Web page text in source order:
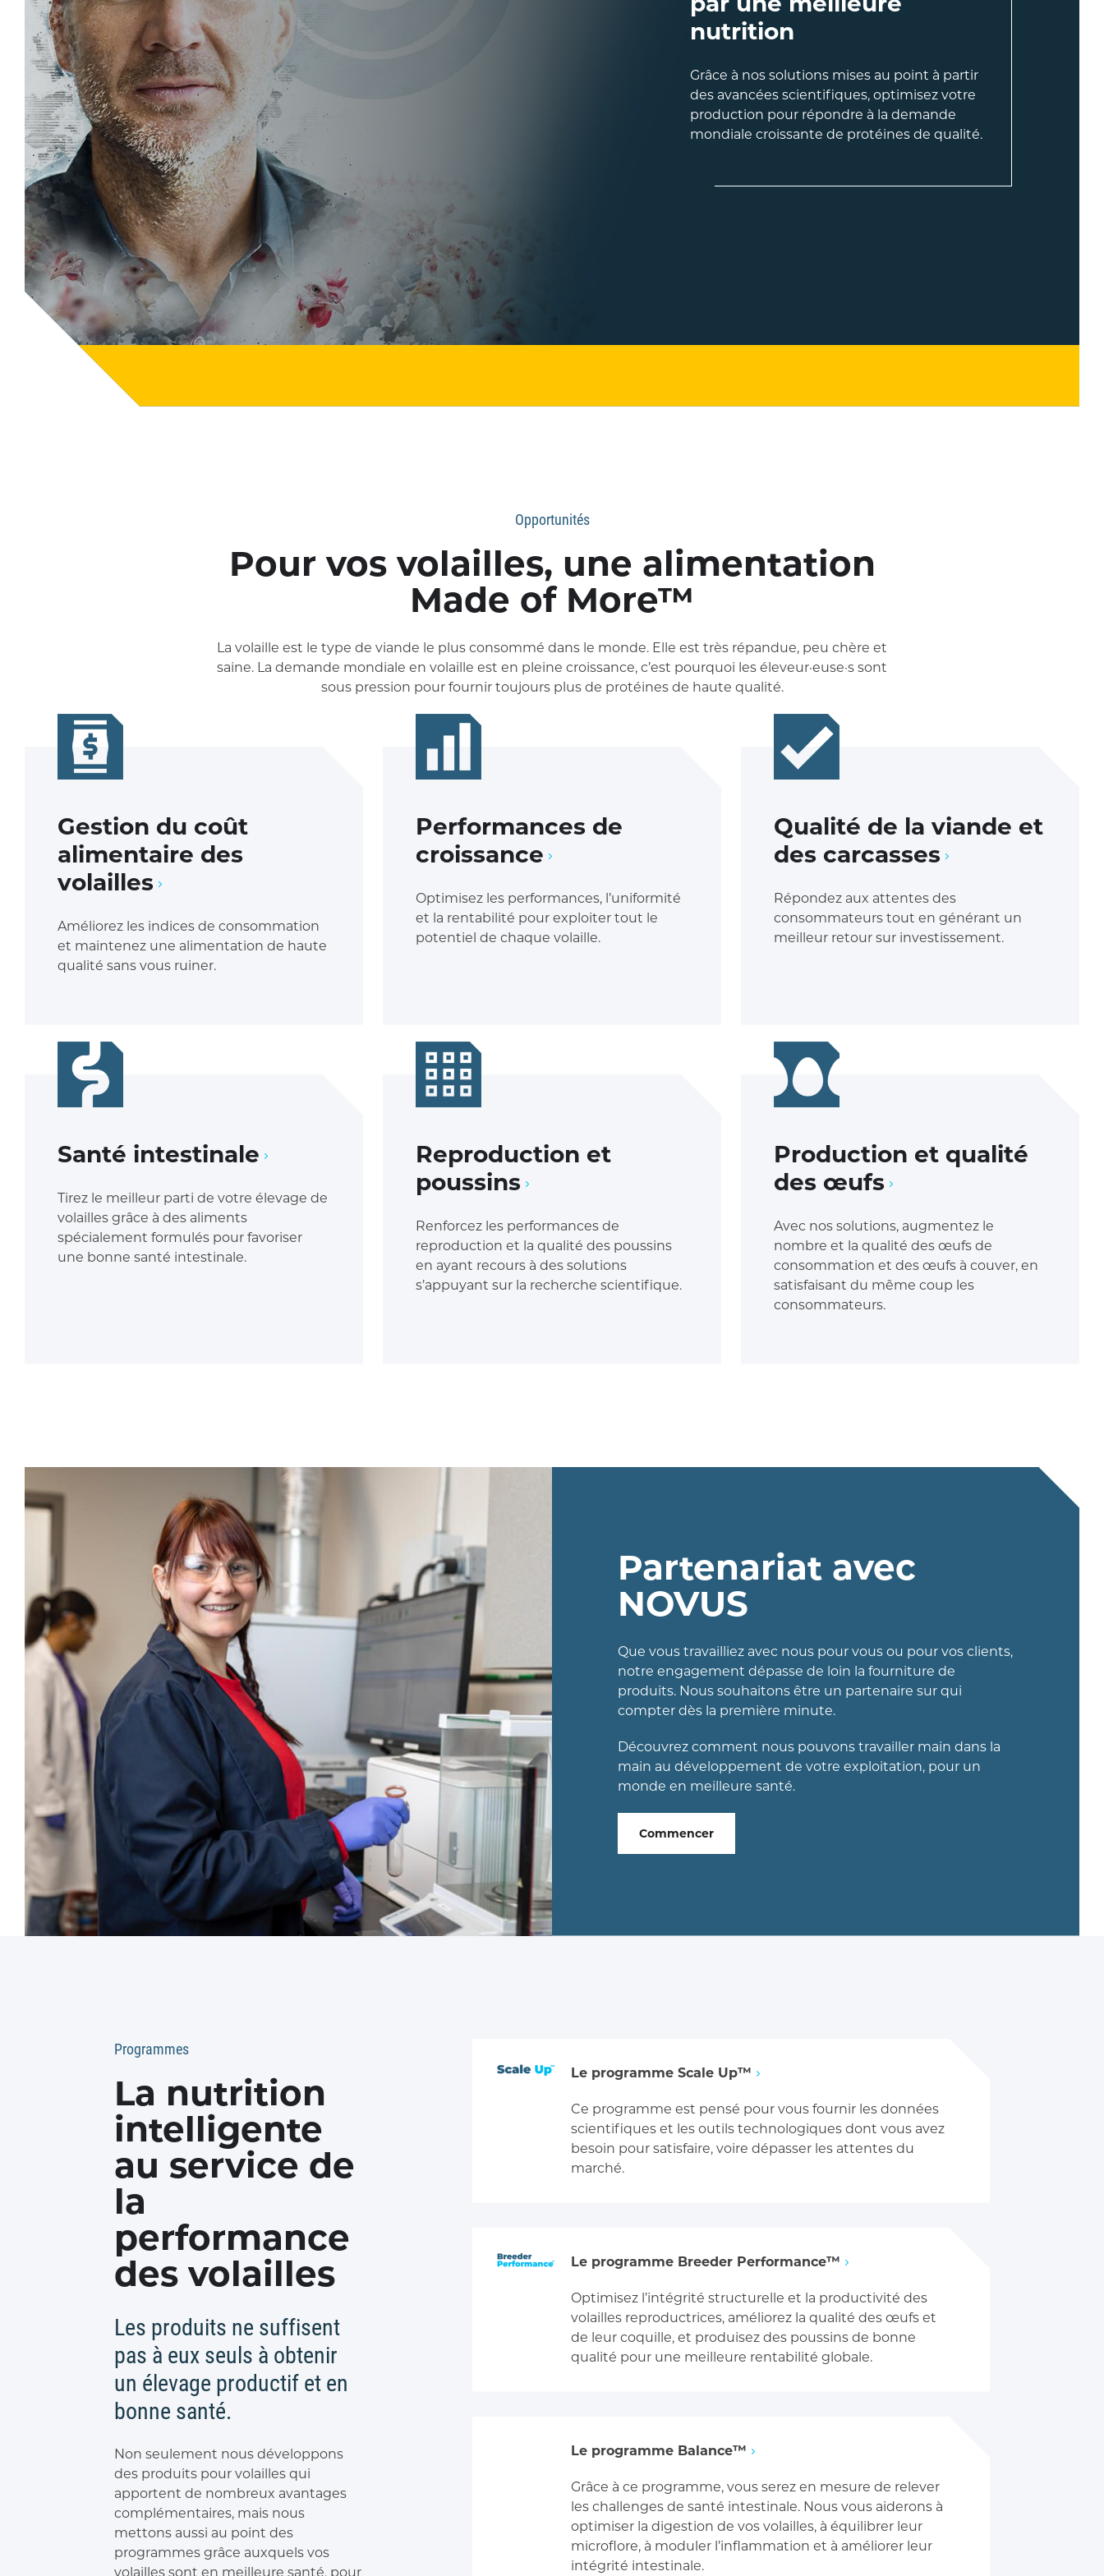
nutrition
Grâce à nos solutions mises au point à partir
des avancées scientifiques, optimisez votre
production pour répondre à la demande
mondiale croissante de protéines de qualité.
Opportunités
Pour vos volailles, une alimentation
Made of More™
La volaille est le type de viande le plus consommé dans le monde. Elle est très répandue, peu chère et
saine. La demande mondiale en volaille est en pleine croissance, c’est pourquoi les éleveur·euse·s sont
sous pression pour fournir toujours plus de protéines de haute qualité.
Gestion du coût
alimentaire des
volailles
Améliorez les indices de consommation
et maintenez une alimentation de haute
qualité sans vous ruiner.
Performances de
croissance
Optimisez les performances, l’uniformité
et la rentabilité pour exploiter tout le
potentiel de chaque volaille.
Qualité de la viande et
des carcasses
Répondez aux attentes des
consommateurs tout en générant un
meilleur retour sur investissement.
Santé intestinale
Tirez le meilleur parti de votre élevage de
volailles grâce à des aliments
spécialement formulés pour favoriser
une bonne santé intestinale.
Reproduction et
poussins
Renforcez les performances de
reproduction et la qualité des poussins
en ayant recours à des solutions
s’appuyant sur la recherche scientifique.
Production et qualité
des œufs
Avec nos solutions, augmentez le
nombre et la qualité des œufs de
consommation et des œufs à couver, en
satisfaisant du même coup les
consommateurs.
Partenariat avec
NOVUS
Que vous travailliez avec nous pour vous ou pour vos clients,
notre engagement dépasse de loin la fourniture de
produits. Nous souhaitons être un partenaire sur qui
compter dès la première minute.
Découvrez comment nous pouvons travailler main dans la
main au développement de votre exploitation, pour un
monde en meilleure santé.
Commencer
Programmes
La nutrition
intelligente
au service de
la
performance
des volailles
Les produits ne suffisent
pas à eux seuls à obtenir
un élevage productif et en
bonne santé.
Non seulement nous développons
des produits pour volailles qui
apportent de nombreux avantages
complémentaires, mais nous
mettons aussi au point des
programmes grâce auxquels vos
volailles sont en meilleure santé, pour
Le programme Scale Up™
Ce programme est pensé pour vous fournir les données
scientifiques et les outils technologiques dont vous avez
besoin pour satisfaire, voire dépasser les attentes du
marché.
Le programme Breeder Performance™
Optimisez l’intégrité structurelle et la productivité des
volailles reproductrices, améliorez la qualité des œufs et
de leur coquille, et produisez des poussins de bonne
qualité pour une meilleure rentabilité globale.
Le programme Balance™
Grâce à ce programme, vous serez en mesure de relever
les challenges de santé intestinale. Nous vous aiderons à
optimiser la digestion de vos volailles, à équilibrer leur
microflore, à moduler l’inflammation et à améliorer leur
intégrité intestinale.